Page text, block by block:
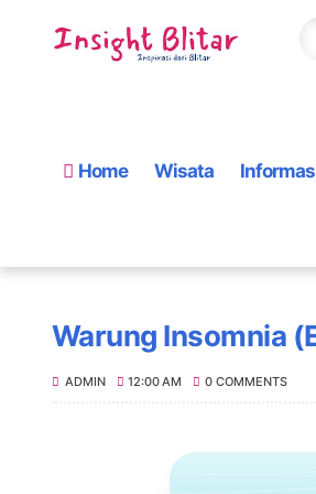
Home Wisata
Warung Insomnia
ADMIN 12:00 AM 0 COMMENTS